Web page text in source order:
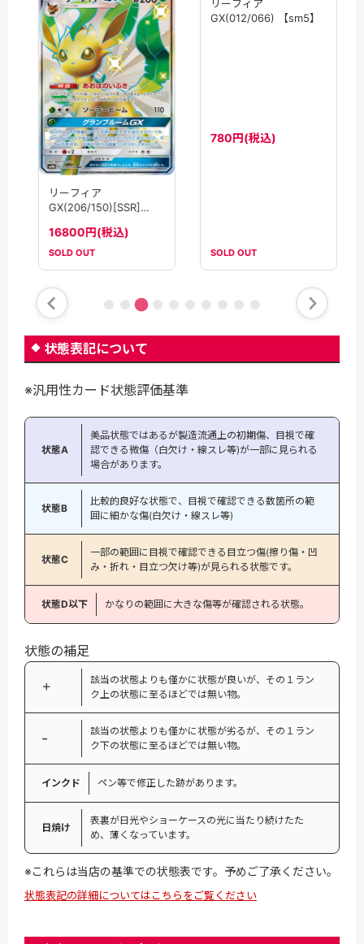
リーフィア
GX(206/150)[SSR]
16800円(税込)
SOLD OUT SOLD OUT
状態表記について
※汎用性カード状態評価基準
状態A
美品状態ではあるが製造流通上の初期傷、目視で確
認できる微傷（白欠け・線スレ等)が一部に見られる
場合があります。
状態B
比較的良好な状態で、目視で確認できる数箇所の範
囲に細かな傷(白欠け・線スレ等)
状態C
一部の範囲に目視で確認できる目立つ傷(擦り傷・凹
み・折れ・目立つ欠け等)が見られる状態です。
状態D以下 かなりの範囲に大きな傷等が確認される状態。
状態の補足
＋
該当の状態よりも僅かに状態が良いが、その１ラン
ク上の状態に至るほどでは無い物。
−
該当の状態よりも僅かに状態が劣るが、その１ラン
ク下の状態に至るほどでは無い物。
インクド ペン等で修正した跡があります。
日焼け
表裏が日光やショーケースの光に当たり続けたた
め、薄くなっています。
※これらは当店の基準での状態表です。予めご了承ください。
状態表記の詳細についてはこちらをご覧ください